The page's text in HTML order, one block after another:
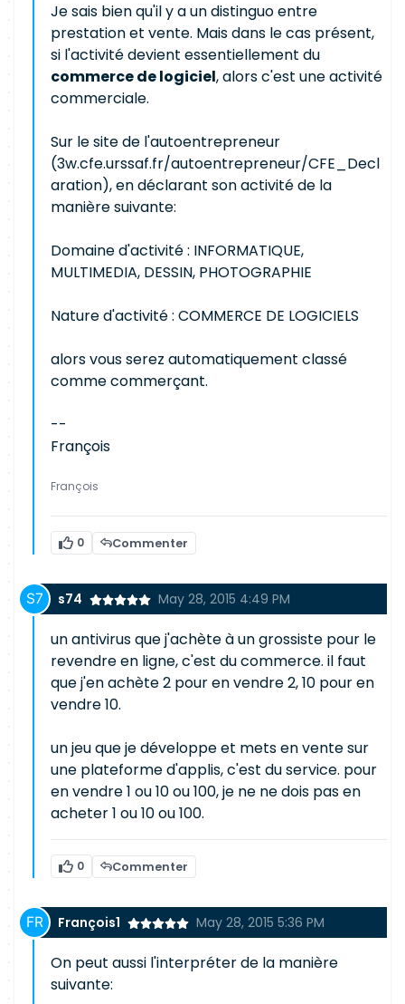
Je sais bien qu'il y a un distinguo entre
prestation et vente. Mais dans le cas présent,
si l'activité devient essentiellement du
commerce de logiciel, alors c'est une activité
commerciale.
Sur le site de l'autoentrepreneur
(3w.cfe.urssaf.fr/autoentrepreneur/CFE_Decl
aration), en déclarant son activité de la
manière suivante:
Domaine d'activité : INFORMATIQUE,
MULTIMEDIA, DESSIN, PHOTOGRAPHIE
Nature d'activité : COMMERCE DE LOGICIELS
alors vous serez automatiquement classé
comme commerçant.
--
François
François
0 Commenter
s74 May 28, 2015 4:49 PM
un antivirus que j'achète à un grossiste pour le
revendre en ligne, c'est du commerce. il faut
que j'en achète 2 pour en vendre 2, 10 pour en
vendre 10.
un jeu que je développe et mets en vente sur
une plateforme d'applis, c'est du service. pour
en vendre 1 ou 10 ou 100, je ne ne dois pas en
acheter 1 ou 10 ou 100.
0 Commenter
François1 May 28, 2015 5:36 PM
On peut aussi l'interpréter de la manière
suivante: